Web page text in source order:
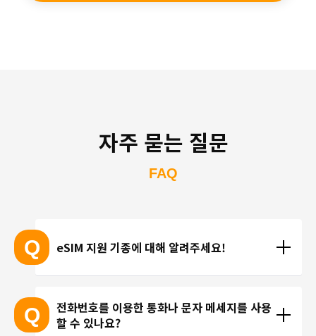
자주 묻는 질문
FAQ
Q eSIM 지원 기종에 대해 알려주세요!
※ eSIM 지원 기기가 계속 출시되고 있기 때문에 최신
Q
전화번호를 이용한 통화나 문자 메세지를 사용
할 수 있나요?